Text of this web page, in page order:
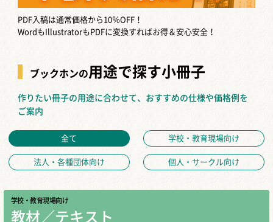
PDF入稿は通常価格から10％OFF！
WordもIllustratorもPDFに変換すればお得＆安心安全！
ブックホンの用途で探す小冊子
作りたい冊子の用途に合わせて、おすすめの仕様や価格例を
ご案内
全て 学校・教育現場向け
法人・各種団体向け 個人・サークル向け
学校・教育現場向け
教材／テキスト